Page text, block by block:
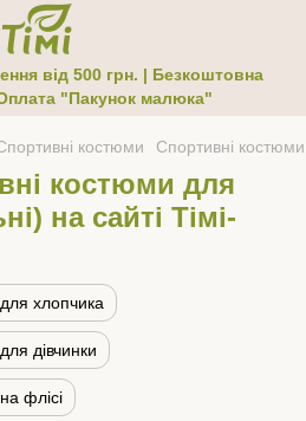
від 500 грн. | Безкоштовна
"Пакунок малюка"
костюми Спортивні
костюми для
на сайті Тімі-
хлопчика
дівчинки
флісі